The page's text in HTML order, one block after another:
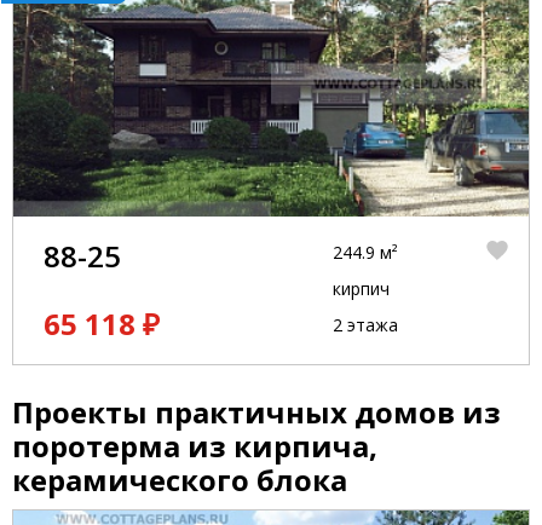
88-25
65 118 ₽
244.9 м²
кирпич
2 этажа
Проекты практичных домов из
поротерма из кирпича,
керамического блока